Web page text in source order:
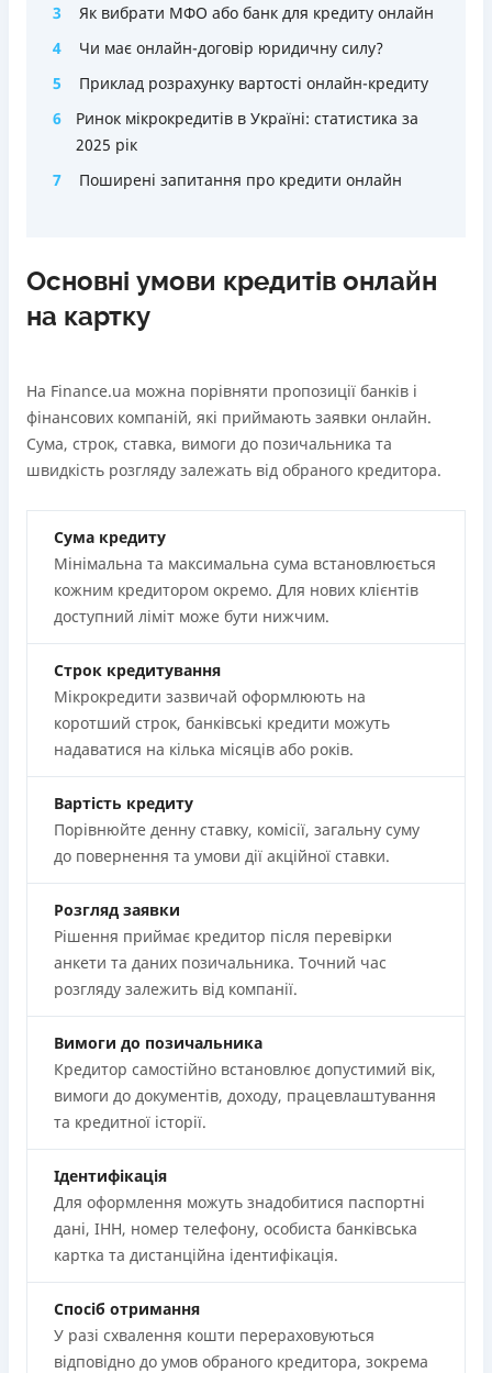
3
Як вибрати МФО або банк для кредиту онлайн
4
Чи має онлайн-договір юридичну силу?
5
Приклад розрахунку вартості онлайн-кредиту
6
Ринок мікрокредитів в Україні: статистика за
2025 рік
7
Поширені запитання про кредити онлайн
Основні умови кредитів онлайн
на картку
На Finance.ua можна порівняти пропозиції банків і
фінансових компаній, які приймають заявки онлайн.
Сума, строк, ставка, вимоги до позичальника та
швидкість розгляду залежать від обраного кредитора.
Сума кредиту
Мінімальна та максимальна сума встановлюється
кожним кредитором окремо. Для нових клієнтів
доступний ліміт може бути нижчим.
Строк кредитування
Мікрокредити зазвичай оформлюють на
коротший строк, банківські кредити можуть
надаватися на кілька місяців або років.
Вартість кредиту
Порівнюйте денну ставку, комісії, загальну суму
до повернення та умови дії акційної ставки.
Розгляд заявки
Рішення приймає кредитор після перевірки
анкети та даних позичальника. Точний час
розгляду залежить від компанії.
Вимоги до позичальника
Кредитор самостійно встановлює допустимий вік,
вимоги до документів, доходу, працевлаштування
та кредитної історії.
Ідентифікація
Для оформлення можуть знадобитися паспортні
дані, ІНН, номер телефону, особиста банківська
картка та дистанційна ідентифікація.
Спосіб отримання
У разі схвалення кошти перераховуються
відповідно до умов обраного кредитора, зокрема